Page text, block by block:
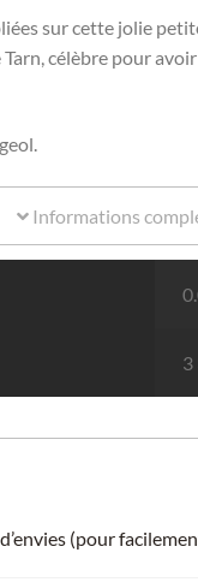
sur cette jolie
célèbre pour
Informations
3
(pour